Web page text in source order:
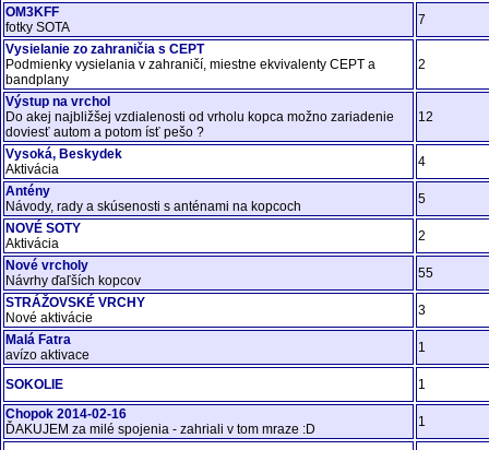
OM3KFF
fotky SOTA
7
Vysielanie zo zahraničia s CEPT
Podmienky vysielania v zahraničí, miestne ekvivalenty CEPT a
bandplany
2
Výstup na vrchol
Do akej najbližšej vzdialenosti od vrholu kopca možno zariadenie
doviesť autom a potom ísť pešo ?
12
Vysoká, Beskydek
Aktivácia
4
Antény
Návody, rady a skúsenosti s anténami na kopcoch
5
NOVÉ SOTY
Aktivácia
2
Nové vrcholy
Návrhy ďaľších kopcov
55
STRÁŽOVSKÉ VRCHY
Nové aktivácie
3
Malá Fatra
avízo aktivace
1
SOKOLIE
1
Chopok 2014-02-16
ĎAKUJEM za milé spojenia - zahriali v tom mraze :D
1